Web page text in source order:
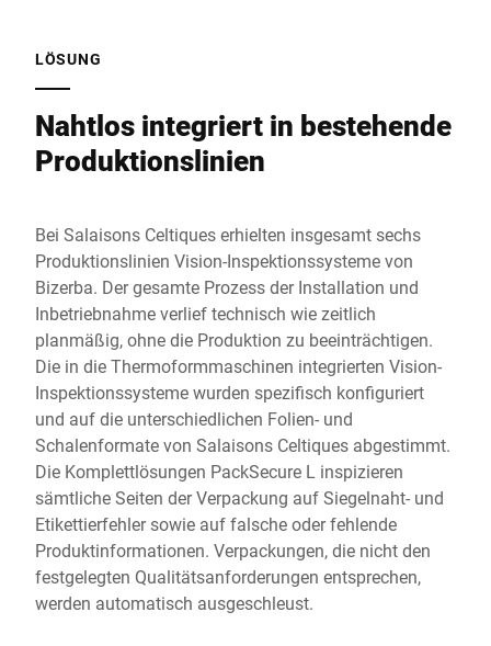
LÖSUNG
Nahtlos integriert in bestehende
Produktionslinien
Bei Salaisons Celtiques erhielten insgesamt sechs
Produktionslinien Vision-Inspektionssysteme von
Bizerba. Der gesamte Prozess der Installation und
Inbetriebnahme verlief technisch wie zeitlich
planmäßig, ohne die Produktion zu beeinträchtigen.
Die in die Thermoformmaschinen integrierten Vision-
Inspektionssysteme wurden spezifisch konfiguriert
und auf die unterschiedlichen Folien- und
Schalenformate von Salaisons Celtiques abgestimmt.
Die Komplettlösungen PackSecure L inspizieren
sämtliche Seiten der Verpackung auf Siegelnaht- und
Etikettierfehler sowie auf falsche oder fehlende
Produktinformationen. Verpackungen, die nicht den
festgelegten Qualitätsanforderungen entsprechen,
werden automatisch ausgeschleust.